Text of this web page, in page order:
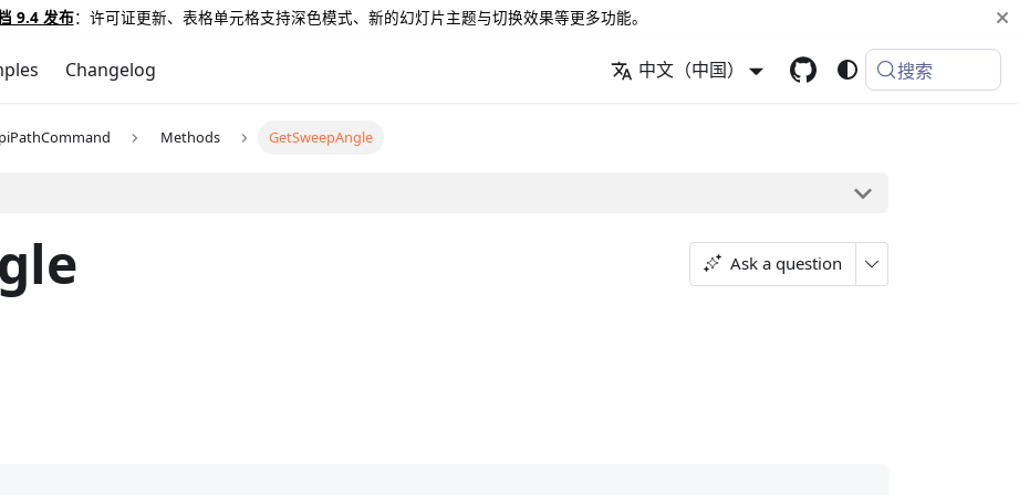
9.4 发布：许可证更新、表格单元格支持深色模式、新的幻灯片主题与切换效果等更多功能。
Changelog 中文（中国） 搜索
Methods GetSweepAngle
Ask a question